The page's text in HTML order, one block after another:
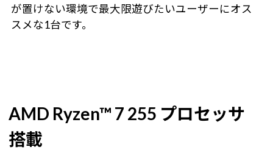
が置けない環境で最大限遊びたいユーザーにオス
スメな1台です。
AMD Ryzen™ 7 255 プロセッサ
搭載